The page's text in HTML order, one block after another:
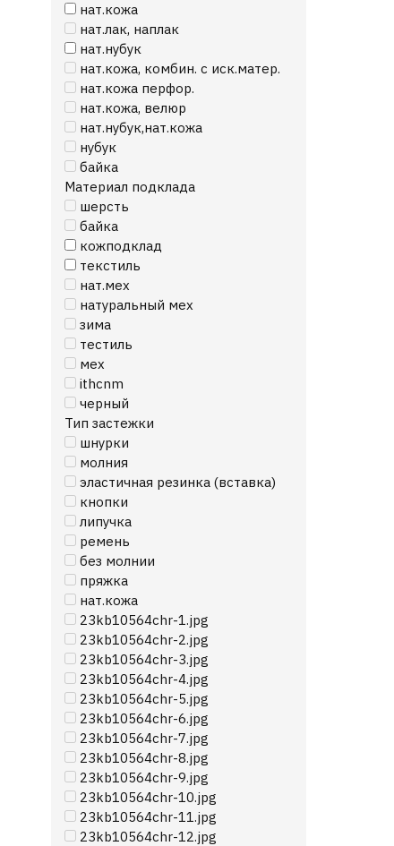
нат.кожа
нат.лак, наплак
нат.нубук
нат.кожа, комбин. с иск.матер.
нат.кожа перфор.
нат.кожа, велюр
нат.нубук,нат.кожа
нубук
байка
Материал подклада
шерсть
байка
кожподклад
текстиль
нат.мех
натуральный мех
зима
тестиль
мех
ithcnm
черный
Тип застежки
шнурки
молния
эластичная резинка (вставка)
кнопки
липучка
ремень
без молнии
пряжка
нат.кожа
23kb10564chr-1.jpg
23kb10564chr-2.jpg
23kb10564chr-3.jpg
23kb10564chr-4.jpg
23kb10564chr-5.jpg
23kb10564chr-6.jpg
23kb10564chr-7.jpg
23kb10564chr-8.jpg
23kb10564chr-9.jpg
23kb10564chr-10.jpg
23kb10564chr-11.jpg
23kb10564chr-12.jpg